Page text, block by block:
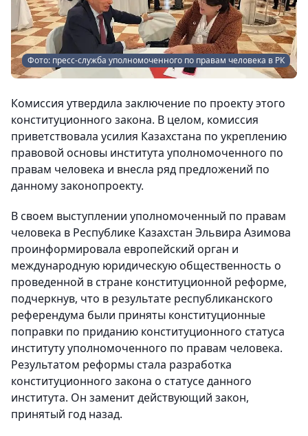
Фото: пресс-служба уполномоченного по правам человека в РК
Комиссия утвердила заключение по проекту этого
конституционного закона. В целом, комиссия
приветствовала усилия Казахстана по укреплению
правовой основы института уполномоченного по
правам человека и внесла ряд предложений по
данному законопроекту.
В своем выступлении уполномоченный по правам
человека в Республике Казахстан Эльвира Азимова
проинформировала европейский орган и
международную юридическую общественность о
проведенной в стране конституционной реформе,
подчеркнув, что в результате республиканского
референдума были приняты конституционные
поправки по приданию конституционного статуса
институту уполномоченного по правам человека.
Результатом реформы стала разработка
конституционного закона о статусе данного
института. Он заменит действующий закон,
принятый год назад.